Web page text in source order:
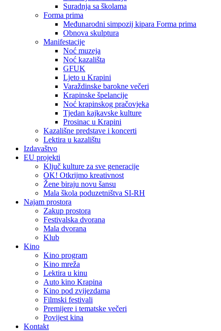
Suradnja sa školama
Forma prima
Međunarodni simpozij kipara Forma prima
Obnova skulptura
Manifestacije
Noć muzeja
Noć kazališta
GFUK
Ljeto u Krapini
Varaždinske barokne večeri
Krapinske špelancije
Noć krapinskog pračovjeka
Tjedan kajkavske kulture
Prosinac u Krapini
Kazališne predstave i koncerti
Lektira u kazalištu
Izdavaštvo
EU projekti
Ključ kulture za sve generacije
OK! Otkrijmo kreativnost
Žene biraju novu šansu
Mala škola poduzetništva SI-RH
Najam prostora
Zakup prostora
Festivalska dvorana
Mala dvorana
Klub
Kino
Kino program
Kino mreža
Lektira u kinu
Auto kino Krapina
Kino pod zvijezdama
Filmski festivali
Premijere i tematske večeri
Povijest kina
Kontakt